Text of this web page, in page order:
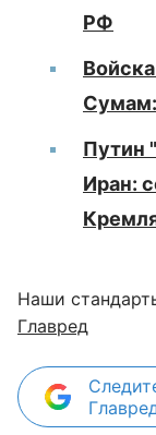
РФ
Путин
Иран:
Наши
Главред